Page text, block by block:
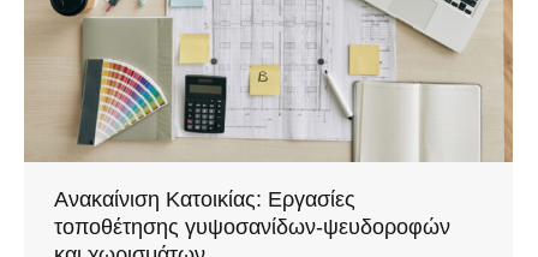
Ανακαίνιση Κατοικίας: Εργασίες
τοποθέτησης γυψοσανίδων-ψευδοροφών